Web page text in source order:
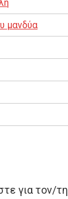
μανδύα
για τον/